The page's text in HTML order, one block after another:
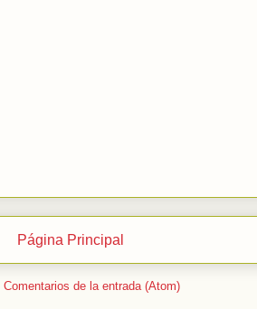
Página Principal
Comentarios de la entrada (Atom)